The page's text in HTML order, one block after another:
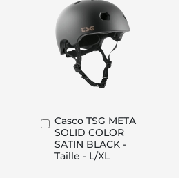
Casco TSG META
SOLID COLOR
SATIN BLACK -
Taille - L/XL
Aggiungi
al
Carrello